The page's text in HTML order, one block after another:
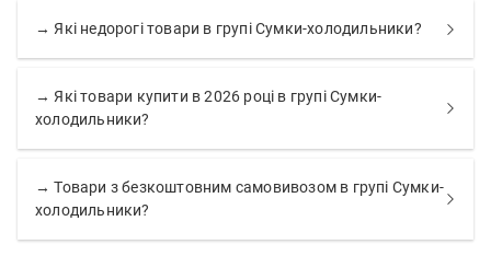
→ Які недорогі товари в групі Сумки-холодильники?
→ Які товари купити в 2026 році в групі Сумки-
холодильники?
→ Товари з безкоштовним самовивозом в групі Сумки-
холодильники?